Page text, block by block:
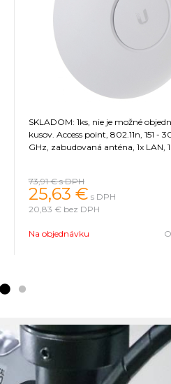
SKLADOM: 1ks, nie je možné
kusov. Access point, 802.11n, 151 - 300 Mb/s, 2,4
GHz, zabudovaná anténa, 1x LAN,
73,91 €s DPH
25,63 € s DPH
20,83 € bez DPH
Na objednávku